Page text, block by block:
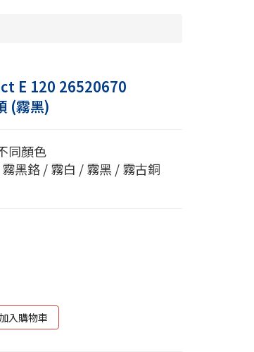
E 120 26520670
(霧黑)
同顏色
黑鉻 / 霧白 / 霧黑 / 霧古銅
加入購物車